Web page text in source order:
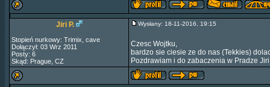
Jiri P.
Stopień nurkowy: Trimix, cave
Dołączył: 03 Wrz 2011
Posty: 6
Skąd: Prague, CZ
Wysłany: 18-11-2016, 19:15
Czesc Wojtku,
bardzo sie ciesie ze do nas (Tekkies)
Pozdrawiam i do zabaczenia w Pradze Jiri